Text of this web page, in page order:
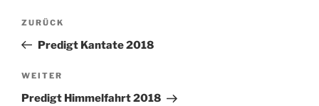
Beitragsnavigation
Vorheriger
Beitrag
ZURÜCK
Predigt Kantate 2018
Nächster
Beitrag
WEITER
Predigt Himmelfahrt 2018